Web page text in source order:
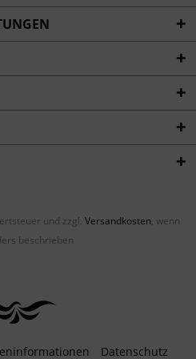
und zzgl. Versandkosten, wenn
beschrieben
Datenschutz
Inaktiv